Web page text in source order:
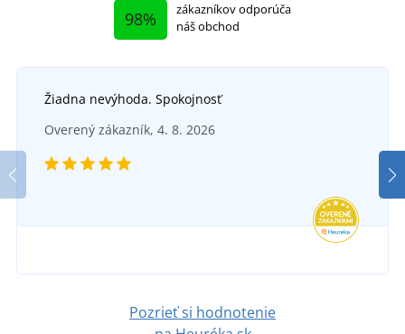
Mikina College
DETAIL
Dámska pruhovaná polokošeľa 8029
17,68 €
DETAIL
98%
zákazníkov odporúča
náš obchod
Žiadna nevýhoda. Spokojnosť
Overený zákazník, 4. 8. 2026
Pozrieť si hodnotenie